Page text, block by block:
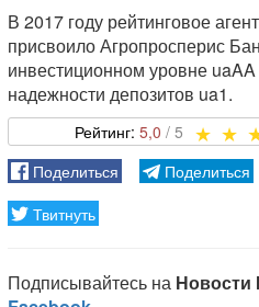
В 2017 году рейтинговое
присвоило Агропросперис
инвестиционном уровне
надежности депозитов ua1.
5,0